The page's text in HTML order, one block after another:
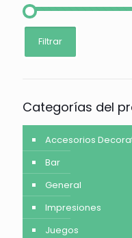
Precio
mínimo
Precio
máximo
Filtrar
Categorías del
Accesorios
Bar
General
Impresiones
Juegos